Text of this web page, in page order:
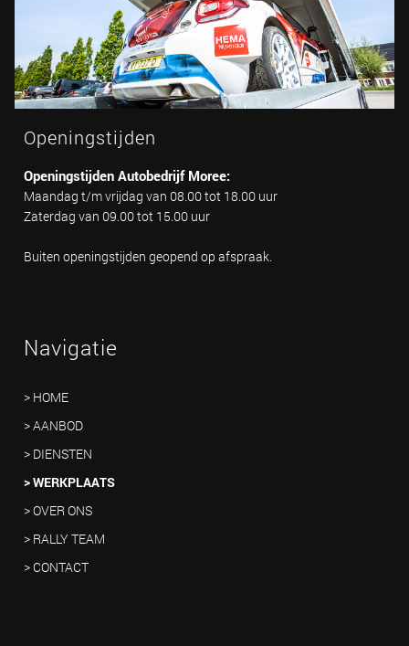
Openingstijden
Openingstijden Autobedrijf Moree:
Maandag t/m vrijdag van 08.00 tot 18.00 uur
Zaterdag van 09.00 tot 15.00 uur
Buiten openingstijden geopend op afspraak.
Navigatie
> HOME
> AANBOD
> DIENSTEN
> WERKPLAATS
> OVER ONS
> RALLY TEAM
> CONTACT